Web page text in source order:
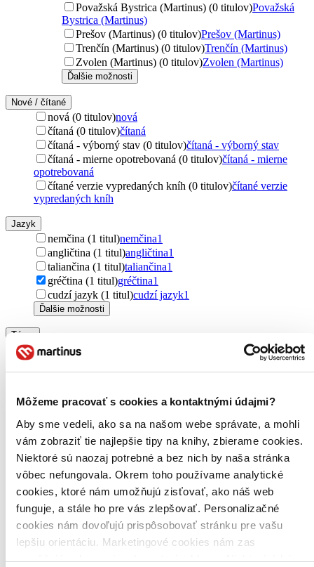
Môžeme pracovať s cookies a kontaktnými údajmi?
Aby sme vedeli, ako sa na našom webe správate, a mohli
vám zobraziť tie najlepšie tipy na knihy, zbierame cookies.
Niektoré sú naozaj potrebné a bez nich by naša stránka
vôbec nefungovala. Okrem toho používame analytické
cookies, ktoré nám umožňujú zisťovať, ako náš web
funguje, a stále ho pre vás zlepšovať. Personalizačné
cookies nám dovoľujú prispôsobovať stránku pre vašu
lepšiu orientáciu. Marketingové cookies nám zas
umožňujú zobrazenie relevantnej reklamy. Niektoré údaje
Považská Bystrica (Martinus) (0 titulov)Považská
Bystrica (Martinus)
Prešov (Martinus) (0 titulov)Prešov (Martinus)
Trenčín (Martinus) (0 titulov)Trenčín (Martinus)
Zvolen (Martinus) (0 titulov)Zvolen (Martinus)
Ďalšie možnosti
Nové / čítané
nová (0 titulov)nová
čítaná (0 titulov)čítaná
čítaná - výborný stav (0 titulov)čítaná - výborný stav
čítaná - mierne opotrebovaná (0 titulov)čítaná - mierne
opotrebovaná
čítané verzie vypredaných kníh (0 titulov)čítané verzie
vypredaných kníh
Jazyk
nemčina (1 titul)nemčina1
angličtina (1 titul)angličtina1
taliančina (1 titul)taliančina1
gréčtina (1 titul)gréčtina1
cudzí jazyk (1 titul)cudzí jazyk1
Ďalšie možnosti
Téma
mapy (1 titul)
Pre koho
pre cestovateľov (1 titul) pre cestovateľov 1
Vydavateľstvo
freytag&berndt (1 titul)freytag&berndt1
Zoradiť